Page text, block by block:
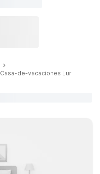
Casa-de-vacaciones Lur